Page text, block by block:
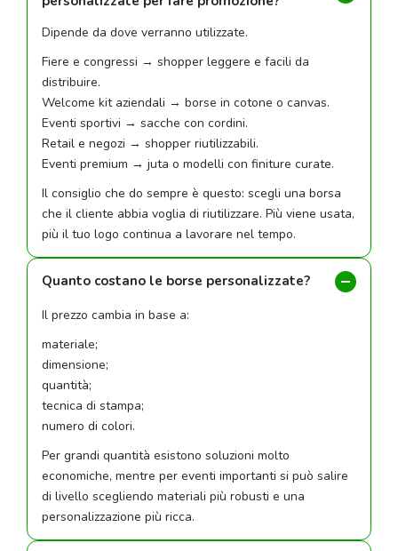
Dipende da dove verranno utilizzate.
Fiere e congressi → shopper leggere e facili da
distribuire.
Welcome kit aziendali → borse in cotone o canvas.
Eventi sportivi → sacche con cordini.
Retail e negozi → shopper riutilizzabili.
Eventi premium → juta o modelli con finiture curate.
Il consiglio che do sempre è questo: scegli una borsa
che il cliente abbia voglia di riutilizzare. Più viene usata,
più il tuo logo continua a lavorare nel tempo.
Quanto costano le borse personalizzate?
Il prezzo cambia in base a:
materiale;
dimensione;
quantità;
tecnica di stampa;
numero di colori.
Per grandi quantità esistono soluzioni molto
economiche, mentre per eventi importanti si può salire
di livello scegliendo materiali più robusti e una
personalizzazione più ricca.